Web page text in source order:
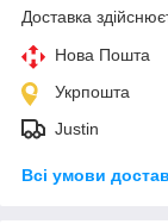
Доставка
Нова Пошта
Укрпошта
Justin
Всі умови